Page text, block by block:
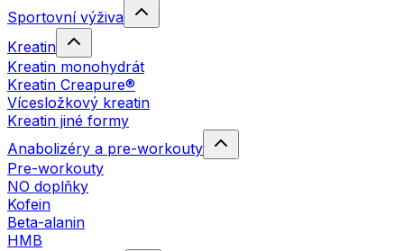
Sportovní výživa
Kreatin
Kreatin monohydrát
Kreatin Creapure®
Vícesložkový kreatin
Kreatin jiné formy
Anabolizéry a pre-workouty
Pre-workouty
NO doplňky
Kofein
Beta-alanin
HMB